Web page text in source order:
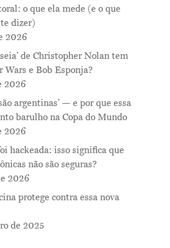
o que ela mede (e o que
dizer)
2026
de Christopher Nolan tem
Wars e Bob Esponja?
2026
argentinas’ — e por que essa
barulho na Copa do Mundo
2026
hackeada: isso significa que
não são seguras?
2026
protege contra essa nova
de 2025
Me Explica ?